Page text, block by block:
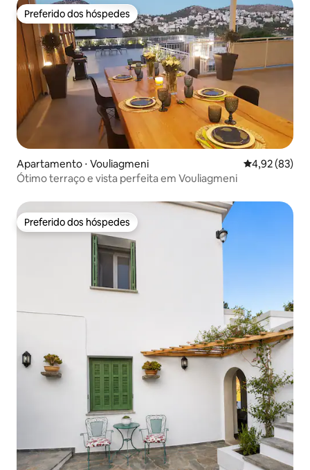
Preferido dos hóspedes
Preferido dos hóspedes
Apartamento ⋅ Vouliagmeni 4,92 de uma
4,92 (83)
Ótimo terraço e vista perfeita em Vouliagmeni
Preferido dos hóspedes
Preferido dos hóspedes